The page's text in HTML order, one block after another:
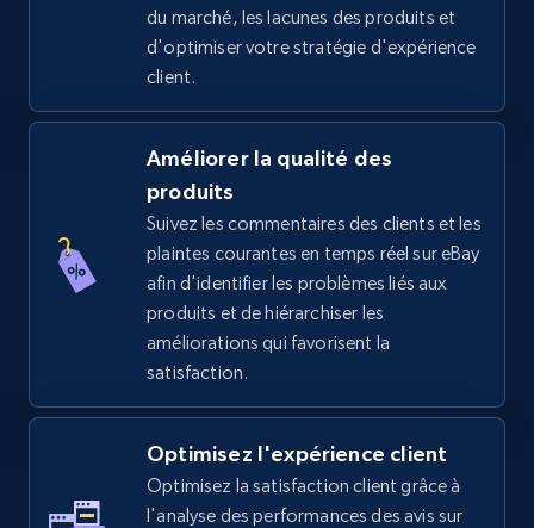
667+ Commencer
TikTok Shop - Collect TikTok shop products
by keywords search
URL, Title, Available, Description, Currency, Initial
price, Final price, Discount percent, and more.
667+ Commencer
URL, Title, Available, Description, Currency, Initial
price, Final price, Discount percent, and more.
du marché, les lacunes des produits et
d'optimiser votre stratégie d'expérience
client.
Améliorer la qualité des
produits
Suivez les commentaires des clients et les
plaintes courantes en temps réel sur eBay
afin d'identifier les problèmes liés aux
produits et de hiérarchiser les
améliorations qui favorisent la
satisfaction.
Optimisez l'expérience client
Optimisez la satisfaction client grâce à
l'analyse des performances des avis sur